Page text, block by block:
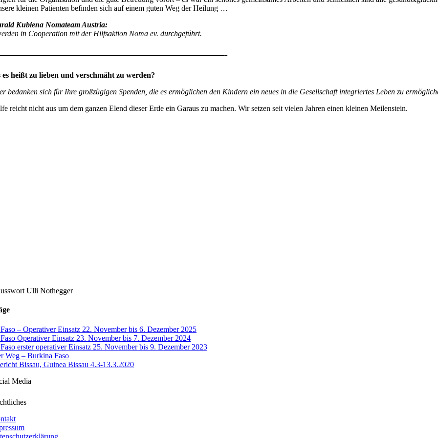
kleinen Patienten befinden sich auf einem guten Weg der Heilung …
Kubiena Nomateam Austria:
in Cooperation mit der Hilfsaktion Noma ev. durchgeführt.
heißt zu lieben und verschmäht zu werden?
bedanken sich für Ihre großzügigen Spenden, die es ermöglichen den Kindern ein neues in die Gesellschaft integriertes Leben zu
reicht nicht aus um dem ganzen Elend dieser Erde ein Garaus zu machen. Wir setzen seit vielen Jahren einen kleinen Meilenstein.
Ulli Nothegger
– Operativer Einsatz 22. November bis 6. Dezember 2025
Operativer Einsatz 23. November bis 7. Dezember 2024
erster operativer Einsatz 25. November bis 9. Dezember 2023
Weg – Burkina Faso
Bissau, Guinea Bissau 4.3-13.3.2020
Media